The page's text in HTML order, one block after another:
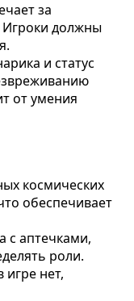
за
Игроки должны
и статус
от умения
космических
обеспечивает
с аптечками,
роли.
нет,